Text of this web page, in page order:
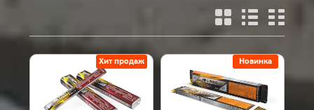
Хит продаж Новинка